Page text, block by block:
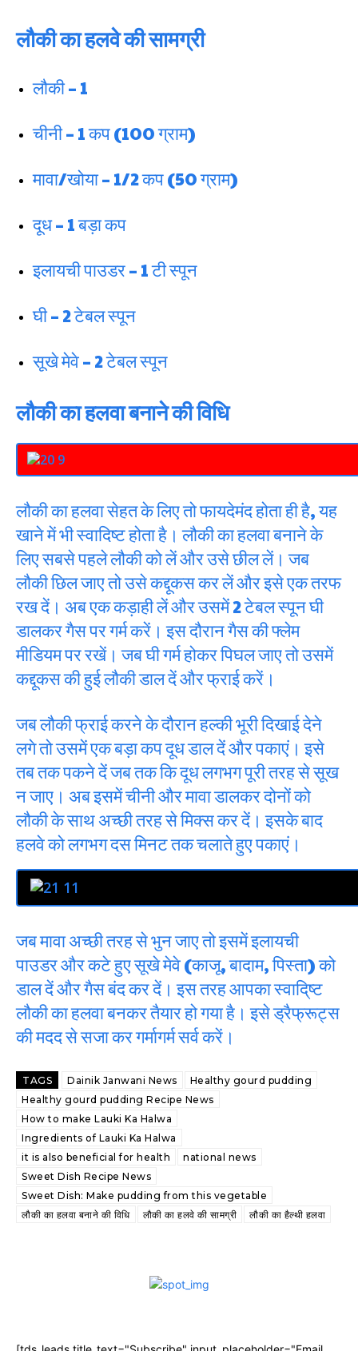
लौकी का हलवे की सामग्री
लौकी – 1
चीनी – 1 कप (100 ग्राम)
मावा/खोया – 1/2 कप (50 ग्राम)
दूध – 1 बड़ा कप
इलायची पाउडर – 1 टी स्पून
घी – 2 टेबल स्पून
सूखे मेवे – 2 टेबल स्पून
लौकी का हलवा बनाने की विधि
लौकी का हलवा सेहत के लिए तो फायदेमंद होता ही है, यह
खाने में भी स्वादिष्ट होता है। लौकी का हलवा बनाने के
लिए सबसे पहले लौकी को लें और उसे छील लें। जब
लौकी छिल जाए तो उसे कद्दूकस कर लें और इसे एक तरफ
रख दें। अब एक कड़ाही लें और उसमें 2 टेबल स्पून घी
डालकर गैस पर गर्म करें। इस दौरान गैस की फ्लेम
मीडियम पर रखें। जब घी गर्म होकर पिघल जाए तो उसमें
कद्दूकस की हुई लौकी डाल दें और फ्राई करें।
जब लौकी फ्राई करने के दौरान हल्की भूरी दिखाई देने
लगे तो उसमें एक बड़ा कप दूध डाल दें और पकाएं। इसे
तब तक पकने दें जब तक कि दूध लगभग पूरी तरह से सूख
न जाए। अब इसमें चीनी और मावा डालकर दोनों को
लौकी के साथ अच्छी तरह से मिक्स कर दें। इसके बाद
हलवे को लगभग दस मिनट तक चलाते हुए पकाएं।
जब मावा अच्छी तरह से भुन जाए तो इसमें इलायची
पाउडर और कटे हुए सूखे मेवे (काजू, बादाम, पिस्ता) को
डाल दें और गैस बंद कर दें। इस तरह आपका स्वादि्ष्ट
लौकी का हलवा बनकर तैयार हो गया है। इसे ड्रैफ्रूट्स
की मदद से सजा कर गर्मागर्म सर्व करें।
TAGS Dainik Janwani News
Healthy gourd pudding
Healthy gourd pudding Recipe News
How to make Lauki Ka Halwa
Ingredients of Lauki Ka Halwa
it is also beneficial for health
national news
Sweet Dish Recipe News
Sweet Dish: Make pudding from this vegetable
लौकी का हलवा बनाने की विधि
लौकी का हलवे की सामग्री लौकी का हैल्थी हलवा